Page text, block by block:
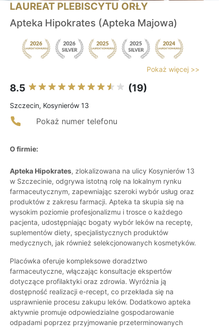
LAUREAT PLEBISCYTU ORŁY
Apteka Hipokrates (Apteka Majowa)
Pokaż więcej >>
8.5 (19)
Szczecin, Kosynierów 13
Pokaż numer telefonu
O firmie:
Apteka Hipokrates, zlokalizowana na ulicy Kosynierów 13
w Szczecinie, odgrywa istotną rolę na lokalnym rynku
farmaceutycznym, zapewniając szeroki wybór usług oraz
produktów z zakresu farmacji. Apteka ta skupia się na
wysokim poziomie profesjonalizmu i trosce o każdego
pacjenta, udostępniając bogaty wybór leków na receptę,
suplementów diety, specjalistycznych produktów
medycznych, jak również selekcjonowanych kosmetyków.
Placówka oferuje kompleksowe doradztwo
farmaceutyczne, włączając konsultacje ekspertów
dotyczące profilaktyki oraz zdrowia. Wyróżnia ją
dostępność realizacji e-recept, co przekłada się na
usprawnienie procesu zakupu leków. Dodatkowo apteka
aktywnie promuje odpowiedzialne gospodarowanie
odpadami poprzez przyjmowanie przeterminowanych